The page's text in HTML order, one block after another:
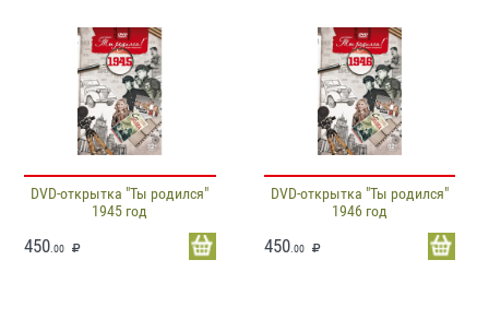
DVD-открытка "Ты родился"
1945 год
450 .00
DVD-открытка "Ты родился"
1946 год
450.00